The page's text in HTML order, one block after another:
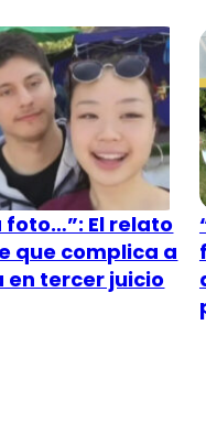
foto…”: El relato
que complica a
en tercer juicio